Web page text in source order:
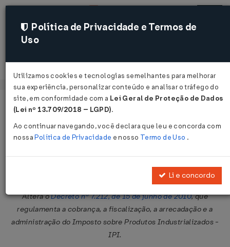
Acessar
Página Inicial Legislações
Decreto Nº 10668 DE 08/04/2021
Publicado no DOU em 9 abr 2021
Altera oDecreto nº 7.212, de 15 de junho de 2010, que
regulamenta a cobrança, a fiscalização, a arrecadação e a
administração do Imposto sobre Produtos Industrializados -
IPI.
Política de Privacidade e Termos de
Uso
Utilizamos cookies e tecnologias semelhantes para melhorar
sua experiência, personalizar conteúdo e analisar o tráfego do
site, em conformidade com a Lei Geral de Proteção de Dados
(Lei nº 13.709/2018 – LGPD).
Ao continuar navegando, você declara que leu e concorda com
nossaPolítica de Privacidade e nosso Termo de Uso .
Li e concordo